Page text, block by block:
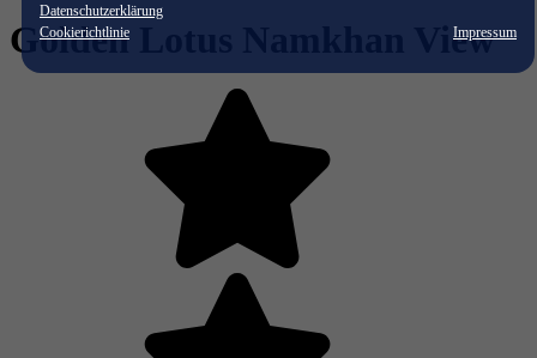
Datenschutzerklärung
Cookierichtlinie
Impressum
Golden Lotus Namkhan View